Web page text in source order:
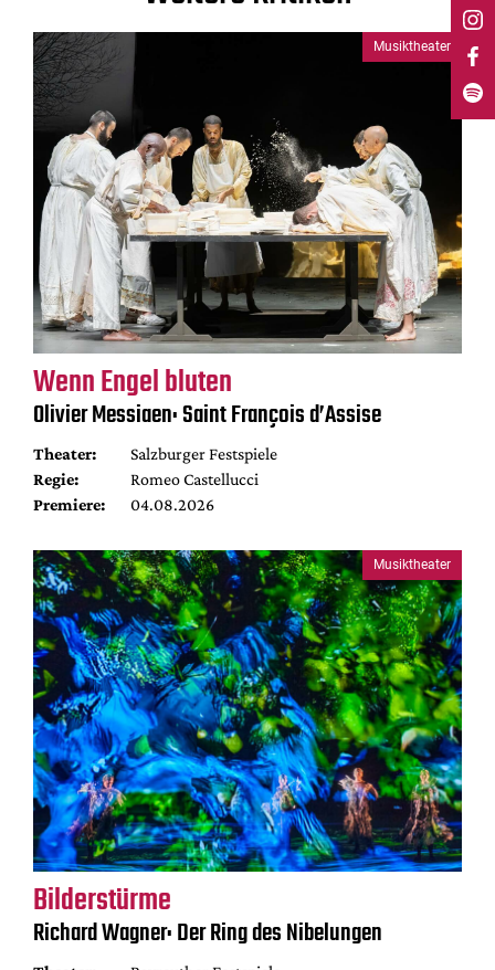
Musiktheater
Wenn Engel bluten
Olivier Messiaen: Saint François d’Assise
Theater:
Salzburger Festspiele
Regie:
Romeo Castellucci
Premiere:
04.08.2026
Musiktheater
Bilderstürme
Richard Wagner: Der Ring des Nibelungen